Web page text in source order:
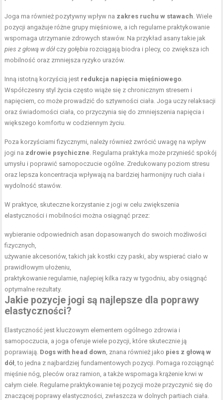
Joga ma również pozytywny wpływ na zakres ruchu w stawach . Wiele
pozycji angażuje różne grupy mięśniowe, a ich regularne praktykowanie
wspomaga utrzymanie zdrowych stawów. Na przykład asany takie jak
pies z głową w dółczygołębia rozciągają biodra i plecy, co zwiększa ich
mobilność oraz zmniejsza ryzyko urazów.
Inną istotną korzyścią jest redukcja napięcia mięśniowego
Współczesny styl życia często wiąże się z chronicznym stresem i
napięciem, co może prowadzić do sztywności ciała. Joga uczy relaksacji
oraz świadomości ciała, co przyczynia się do zmniejszenia napięcia i
większego komfortu w codziennym życiu.
Poza korzyściami fizycznymi, należy również zwrócić uwagę na wpływ
jogi na zdrowie psychiczne . Regularna praktyka może przynieść spokój
umysłu i poprawić samopoczucie ogólne. Zredukowany poziom stresu
oraz lepsza koncentracja wpływają na bardziej harmonijny ruch ciała i
wydolność stawów.
W praktyce, skuteczne korzystanie z jogi w celu zwiększenia
elastyczności i mobilności można osiągnąć przez:
wybieranie odpowiednich asan dopasowanych do swoich możliwości
fizycznych,
używanie akcesoriów, takich jak kostki czy paski, aby wspierać ciało w
prawidłowym ułożeniu,
praktykowanie regularnie, najlepiej kilka razy w tygodniu, aby osiągnąć
optymalne rezultaty.
Jakie pozycje jogi są najlepsze dla poprawy
elastyczności?
Elastyczność jest kluczowym elementem ogólnego zdrowia i
samopoczucia, a joga oferuje wiele pozycji, które skutecznie ją
poprawiają. Dogs with head down , znana również jako pies z głową w
dół , to jedna z najbardziej fundamentowych pozycji. Pomaga rozciągnąć
mięśnie nóg, pleców oraz ramion, a także wspomaga krążenie krwi w
całym ciele. Regularne praktykowanie tej pozycji może przyczynić się do
znaczącej poprawy elastyczności, zwłaszcza w dolnych partiach ciała.